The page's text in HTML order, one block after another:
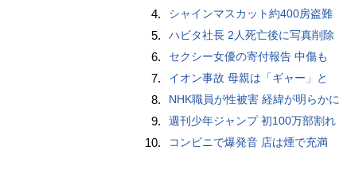
4. シャインマスカット約400房盗難
5. ハビタ社長 2人死亡後に写真削除
6. セクシー女優の寄付報告 中傷も
7. イオン事故 母親は「ギャー」と
8. NHK職員が性被害 経緯が明らかに
9. 週刊少年ジャンプ 初100万部割れ
10. コンビニで爆発音 店は煙で充満